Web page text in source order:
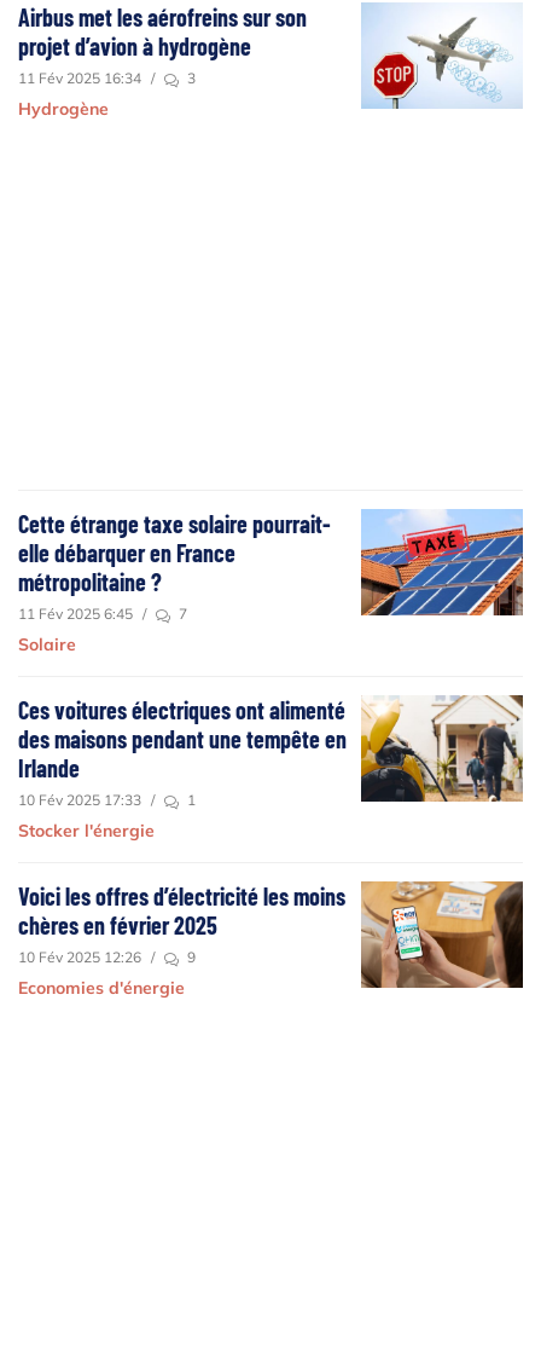
Airbus met les aérofreins sur son
projet d’avion à hydrogène
11 Fév 2025 16:34 / 3
Hydrogène
Cette étrange taxe solaire pourrait-
elle débarquer en France
métropolitaine ?
11 Fév 2025 6:45 / 7
Solaire
Ces voitures électriques ont alimenté
des maisons pendant une tempête en
Irlande
10 Fév 2025 17:33 / 1
Stocker l'énergie
Voici les offres d’électricité les moins
chères en février 2025
10 Fév 2025 12:26 / 9
Economies d'énergie